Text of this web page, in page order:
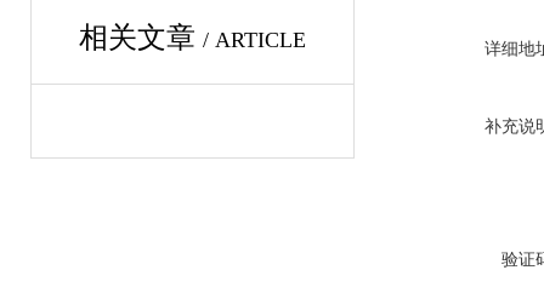
相关文章 / ARTICLE 详细地
补充说
验证